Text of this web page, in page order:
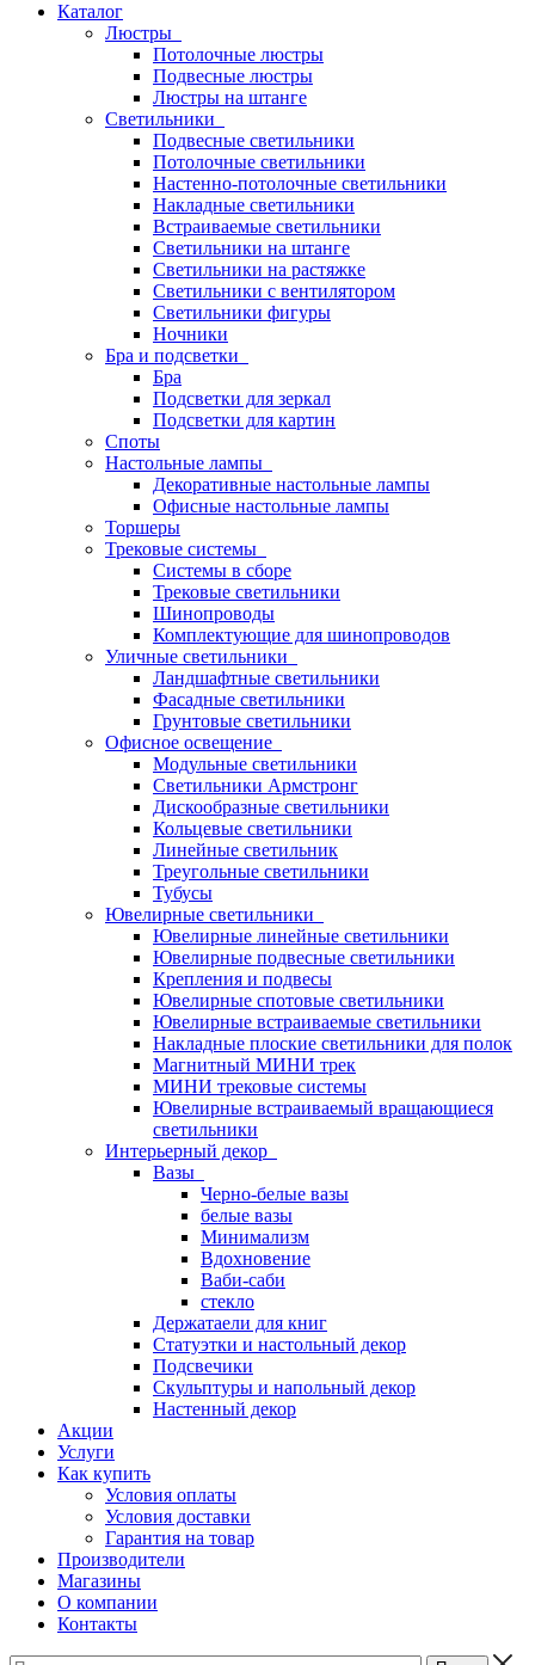
Каталог
Люстры
Потолочные люстры
Подвесные люстры
Люстры на штанге
Светильники
Подвесные светильники
Потолочные светильники
Настенно-потолочные светильники
Накладные светильники
Встраиваемые светильники
Светильники на штанге
Светильники на растяжке
Светильники с вентилятором
Светильники фигуры
Ночники
Бра и подсветки
Бра
Подсветки для зеркал
Подсветки для картин
Споты
Настольные лампы
Декоративные настольные лампы
Офисные настольные лампы
Торшеры
Трековые системы
Системы в сборе
Трековые светильники
Шинопроводы
Комплектующие для шинопроводов
Уличные светильники
Ландшафтные светильники
Фасадные светильники
Грунтовые светильники
Офисное освещение
Модульные светильники
Светильники Армстронг
Дискообразные светильники
Кольцевые светильники
Линейные светильник
Треугольные светильники
Тубусы
Ювелирные светильники
Ювелирные линейные светильники
Ювелирные подвесные светильники
Крепления и подвесы
Ювелирные спотовые светильники
Ювелирные встраиваемые светильники
Накладные плоские светильники для полок
Магнитный МИНИ трек
МИНИ трековые системы
Ювелирные встраиваемый вращающиеся
светильники
Интерьерный декор
Вазы
Черно-белые вазы
белые вазы
Минимализм
Вдохновение
Ваби-саби
стекло
Держатаели для книг
Статуэтки и настольный декор
Подсвечики
Скульптуры и напольный декор
Настенный декор
Акции
Услуги
Как купить
Условия оплаты
Условия доставки
Гарантия на товар
Производители
Магазины
О компании
Контакты